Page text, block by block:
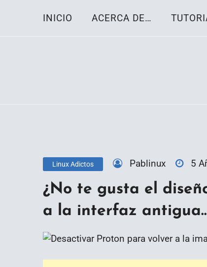
INICIO ACERCA DE…
Linux Adictos Pablinux 5
¿No te gusta el
a la interfaz